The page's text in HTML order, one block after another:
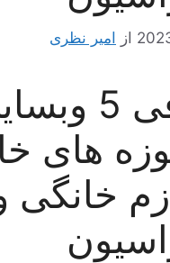
از امیر نظری
معرفی 5
های
خانگی